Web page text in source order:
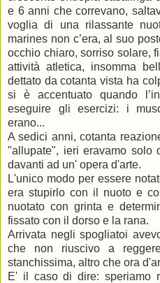
e 6 anni che correvano,
voglia di una rilassante
marines non c’era, al suo
occhio chiaro, sorriso solare,
attività atletica, insomma
dettato da cotanta vista ha
si è accentuato quando
eseguire gli esercizi: i
erano...
A sedici anni, cotanta
"allupate", ieri eravamo solo
davanti ad un' opera d'arte.
L'unico modo per essere
era stupirlo con il nuoto e
nuotato con grinta e
fissato con il dorso e la rana.
Arrivata negli spogliatoi
che non riuscivo a
stanchissima, altro che ora
E' il caso di dire: speriamo